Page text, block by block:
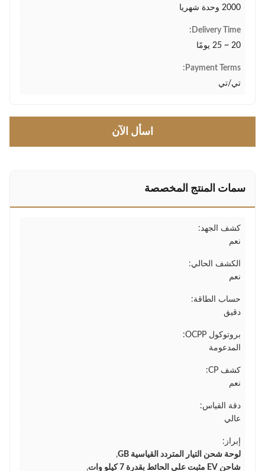
2000 وحدة شهريا
Delivery Time:
20 ~ 25 يومًا
Payment Terms:
تي/تي
اسأل الآن
سمات المنتج المخصصة
كشف الجهد:
نعم
الكشف الحالي:
نعم
حساب الطاقة:
دقيق
بروتوكول OCPP:
المدعومة
كشف CP:
نعم
دقة القياس:
عالي
إبراز:
لوحة شحن التيار المتردد القياسية GB
,
شاحن EV مثبت على الحائط بقدرة 7 كيلو وات
,